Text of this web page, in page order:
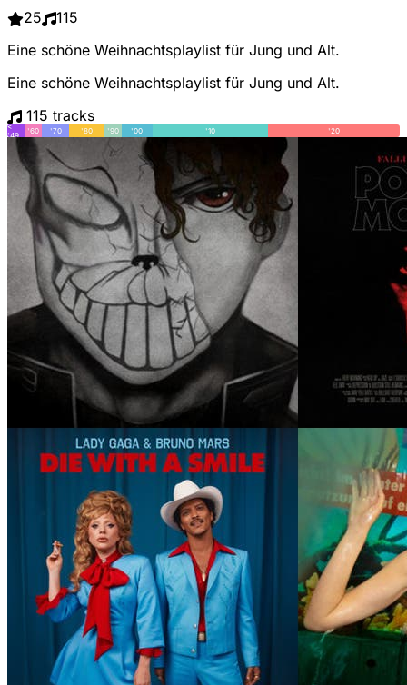
25
115
Eine schöne Weihnachtsplaylist für Jung und Alt.
Eine schöne Weihnachtsplaylist für Jung und Alt.
115 tracks
<
'49
'60 '70 '80 '90 '00 '10 '20